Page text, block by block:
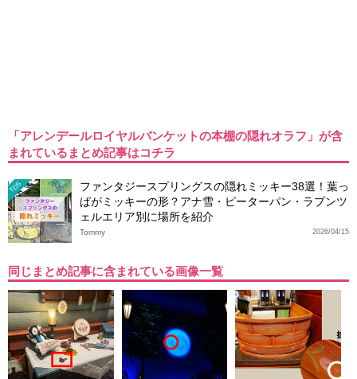
「アレンデールロイヤルバンケットの本棚の隠れオラフ」が含
まれているまとめ記事はコチラ
TDS
ファンタジースプリングスの隠れミッキー38選！葉っ
ぱがミッキーの形？アナ雪・ピーターパン・ラプンツ
ェルエリア別に場所を紹介
2026/04/15
Tommy
同じまとめ記事に含まれている画像一覧